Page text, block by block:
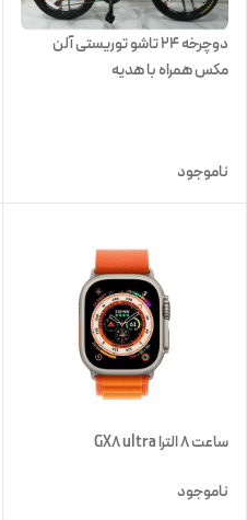
دوچرخه 24 تاشو توریستی آلن
مکس همراه با هدیه
ناموجود
ساعت ۸ الترا GX8 ultra
ناموجود